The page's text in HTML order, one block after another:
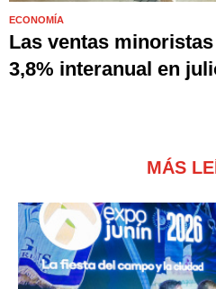
ECONOMÍA
Las ventas
3,8% interanual en
MÁS